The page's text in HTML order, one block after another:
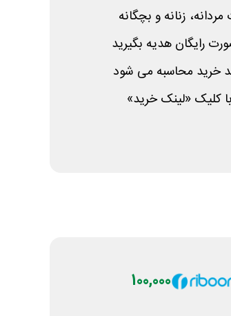
زنانه و بچگانه
خرید محاسبه می شود
کلیک «لینک خرید»
100,000